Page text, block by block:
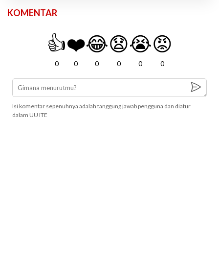
KOMENTAR
👍
0
❤️
0
😂
0
😧
0
😭
0
😡
0
Isi komentar sepenuhnya adalah tanggung jawab pengguna dan diatur
dalam UU ITE